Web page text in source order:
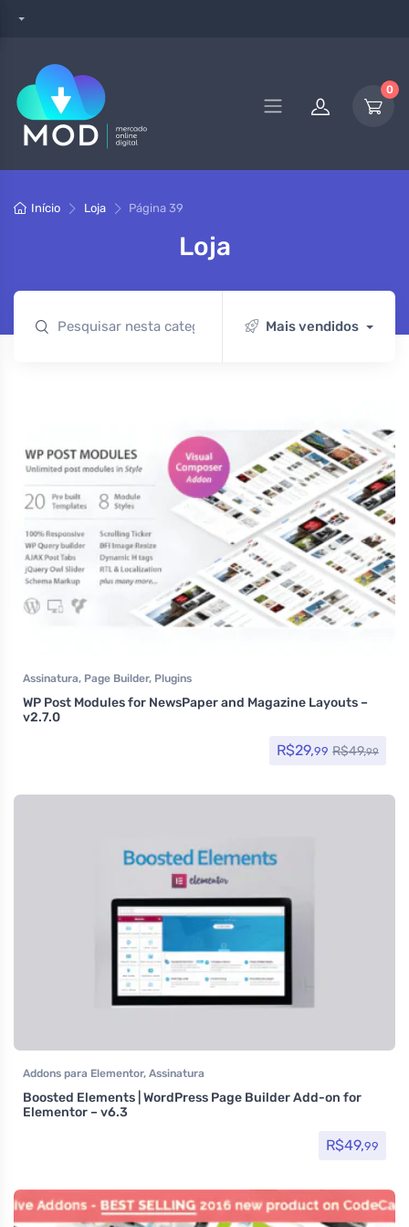
0
Início Loja Página 39
Loja
Mais vendidos
Assinatura, Page Builder, Plugins
WP Post Modules for NewsPaper and Magazine Layouts –
v2.7.0
R$29,99 R$49,99
Addons para Elementor, Assinatura
Boosted Elements | WordPress Page Builder Add-on for
Elementor – v6.3
R$49,99